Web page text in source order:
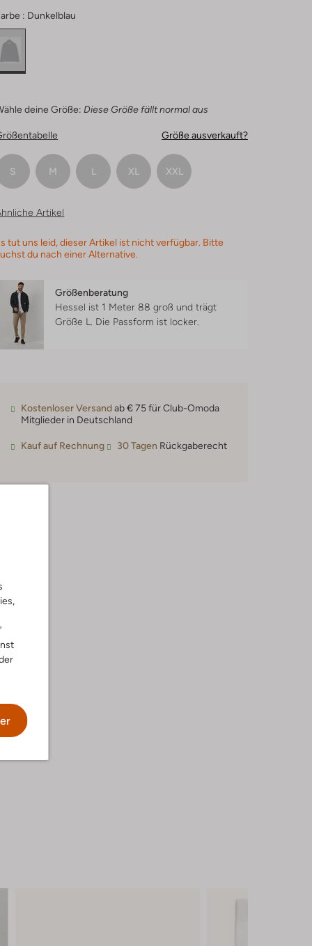
: Dunkelblau
deine Größe: Diese Größe fällt normal aus
Größe ausverkauft?
S M L XL XXL
Artikel
tut uns leid, dieser Artikel ist nicht verfügbar. Bitte
du nach einer Alternative.
Größenberatung
Hessel ist 1 Meter 88 groß und trägt
Größe L. Die Passform ist locker
Kostenloser Versandab € 75 für Club-Omoda
Mitglieder in Deutschland
Kauf auf Rechnung 30 Tagen Rückgaberecht